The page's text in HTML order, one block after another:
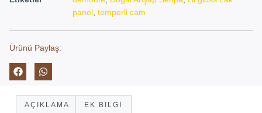
panel, temperli cam
Ürünü Paylaş:
AÇIKLAMA EK BILGI